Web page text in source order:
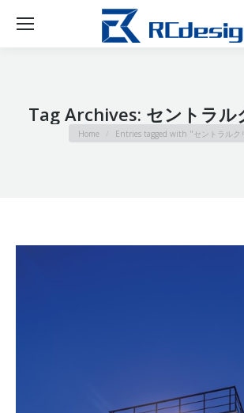
Tag Archives: セントラル
You are here:
Home Entries tagged with "セントラルク